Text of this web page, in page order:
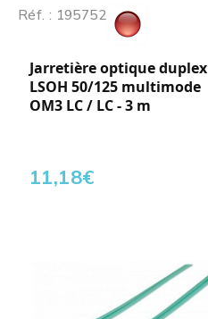
Réf. : 195752
Jarretière optique duplex
LSOH 50/125 multimode
OM3 LC / LC - 3 m
11,18€